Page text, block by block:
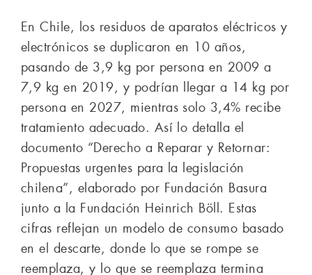
En Chile, los residuos de aparatos eléctricos y
electrónicos se duplicaron en 10 años,
pasando de 3,9 kg por persona en 2009 a
7,9 kg en 2019, y podrían llegar a 14 kg por
persona en 2027, mientras solo 3,4% recibe
tratamiento adecuado. Así lo detalla el
documento “Derecho a Reparar y Retornar:
Propuestas urgentes para la legislación
chilena”, elaborado por Fundación Basura
junto a la Fundación Heinrich Böll. Estas
cifras reflejan un modelo de consumo basado
en el descarte, donde lo que se rompe se
reemplaza, y lo que se reemplaza termina